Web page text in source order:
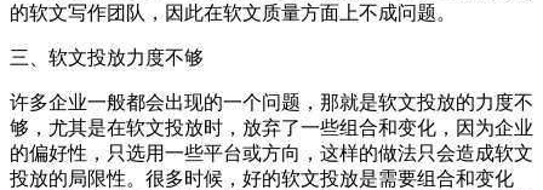
的软文写作团队，因此在软文质量方面上不成问题。
三、软文投放力度不够
许多企业一般都会出现的一个问题，那就是软文投放的力度不
够，尤其是在软文投放时，放弃了一些组合和变化，因为企业
的偏好性，只选用一些平台或方向，这样的做法只会造成软文
投放的局限性。很多时候，好的软文投放是需要组合和变化